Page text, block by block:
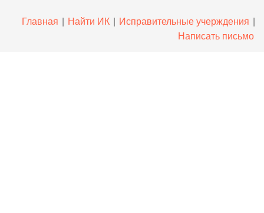
Главная | Найти ИК | Исправительные учерждения |
Написать письмо